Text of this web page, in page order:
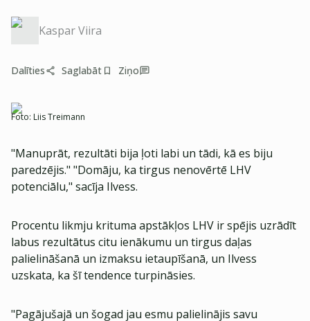
Kaspar Viira
Dalīties Saglabāt Ziņo
Foto: Liis Treimann
"Manuprāt, rezultāti bija ļoti labi un tādi, kā es biju
paredzējis." "Domāju, ka tirgus nenovērtē LHV
potenciālu," sacīja Ilvess.
Procentu likmju krituma apstākļos LHV ir spējis uzrādīt
labus rezultātus citu ienākumu un tirgus daļas
palielināšanā un izmaksu ietaupīšanā, un Ilvess
uzskata, ka šī tendence turpināsies.
"Pagājušajā un šogad jau esmu palielinājis savu